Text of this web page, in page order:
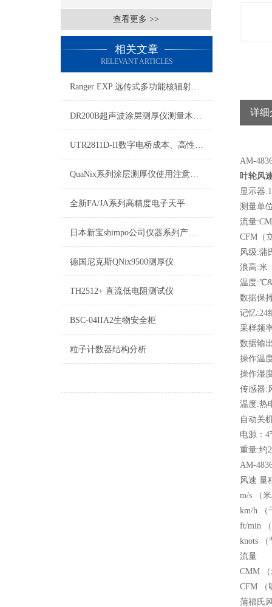
查看更多 >>
相关文章
RELEVANT ARTICLES
Ranger EXP 远传式多功能核辐射检测仪介绍
DR200B超声波涂层测厚仪测量木材、塑料、玻璃表面涂层厚度
UTR2811D-II数字电桥成本、高性能、小体积的LCR测试仪
QuaNix系列涂层测厚仪使用注意事项
全新FA/JA系列高精度电子天平
日本新宝shimpo公司仪器系列产品浏览
德国尼克斯QNix9500测厚仪
TH2512+ 直流低电阻测试仪
BSC-04IIA2生物安全柜
粒子计数器结构分析
详细
AM-
叶轮风
显示器
测量单
流量
CFM（
风级:蒲
浪高:米
温度
数据保
记忆:24
采样频
数据输
操作温
操作湿
传感器:
温度:热
自动关
电源：4
重量:约
AM-
风速 量
m/s （
km/h （
ft/min
knots （
流量
CMM （
CFM （
蒲福氏